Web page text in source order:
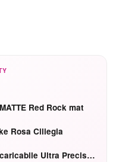
Red Rock mat
Rosa Ciliegia
Hourglass Confession Ricaricabile Ultra Preciso Ad Alta Intensità Secretly Classic Red